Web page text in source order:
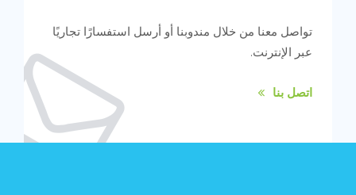
تواصل معنا من خلال مندوبنا أو أرسل استفسارًا تجاريًا
عبر الإنترنت.
اتصل بنا